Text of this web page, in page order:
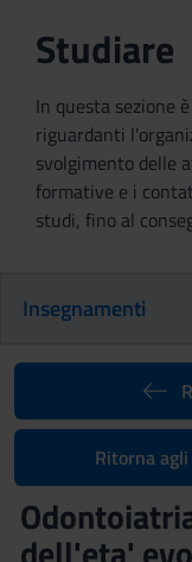
Studiare
In questa sezione
riguardanti
svolgimento delle
formative e i
studi, fino al
Insegnamenti
Ritorna